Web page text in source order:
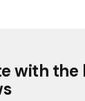
with the